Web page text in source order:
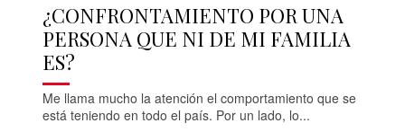
¿CONFRONTAMIENTO POR UNA
PERSONA QUE NI DE MI FAMILIA
ES?
Me llama mucho la atención el comportamiento que se
está teniendo en todo el país. Por un lado, lo...